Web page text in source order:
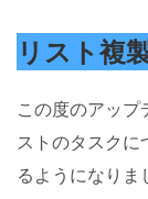
リスト複
この度のアップ
ストのタスクに
るようになりま